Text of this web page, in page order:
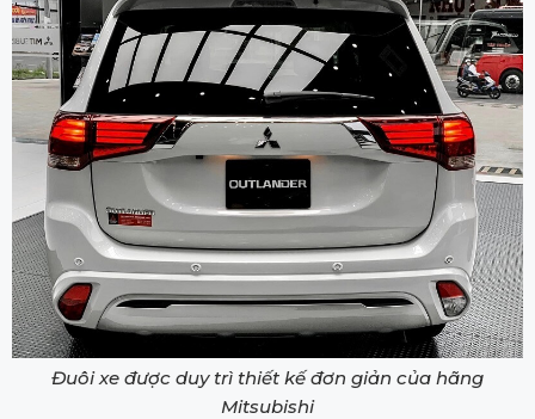
Đuôi xe được duy trì thiết kế đơn giản của hãng
Mitsubishi